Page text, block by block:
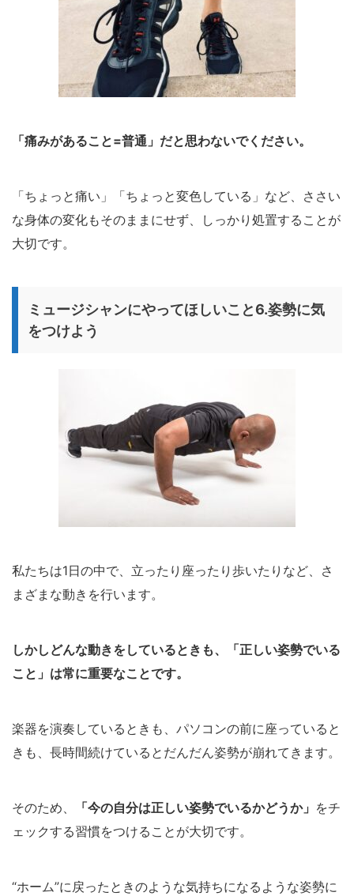
「痛みがあること=普通」だと思わないでください。
「ちょっと痛い」「ちょっと変色している」など、ささい
な身体の変化もそのままにせず、しっかり処置することが
大切です。
ミュージシャンにやってほしいこと6.姿勢に気
をつけよう
私たちは1日の中で、立ったり座ったり歩いたりなど、さ
まざまな動きを行います。
しかしどんな動きをしているときも、「正しい姿勢でいる
こと」は常に重要なことです。
楽器を演奏しているときも、パソコンの前に座っていると
きも、長時間続けているとだんだん姿勢が崩れてきます。
そのため、 「今の自分は正しい姿勢でいるかどうか」 をチ
ェックする習慣をつけることが大切です。
“ホーム”に戻ったときのような気持ちになるような姿勢に